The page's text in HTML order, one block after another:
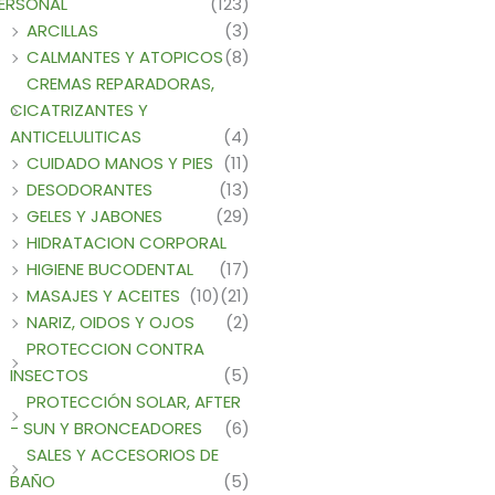
ARCILLAS
(3)
CALMANTES Y ATOPICOS(8)
CREMAS REPARADORAS,
CICATRIZANTES Y
ANTICELULITICAS
(4)
CUIDADO MANOS Y PIES (11)
DESODORANTES
(13)
GELES Y JABONES
(29)
HIDRATACION CORPORAL
(17)
HIGIENE BUCODENTAL
(21)
MASAJES Y ACEITES (10)
NARIZ, OIDOS Y OJOS
(2)
PROTECCION CONTRA
INSECTOS
(5)
PROTECCIÓN SOLAR, AFTER
- SUN Y BRONCEADORES
(6)
SALES Y ACCESORIOS DE
BAÑO
(5)